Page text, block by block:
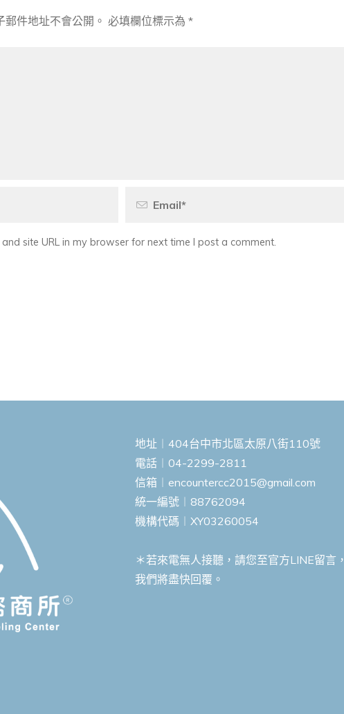
件地址不會公開。 必填欄位標示為 *
site URL in my browser for next time I post a comment.
地址︱404台中市北區太原八街110號
電話︱04-2299-2811
信箱︱ encountercc2015@gmail.com
統一編號︱88762094
機構代碼︱XY03260054
＊若來電無人接聽，請您至官方LINE留言，
我們將盡快回覆。